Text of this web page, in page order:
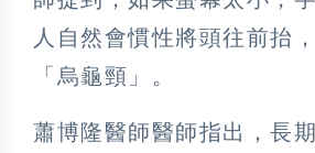
人自然會慣性將頭往前抬
「烏龜頸」。
蕭博隆醫師醫師指出，長